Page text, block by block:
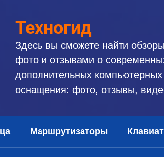
Техногид
Здесь вы сможете найти
фото и отзывами о
дополнительных компьютерных
оснащения: фото, отзывы,
Маршрутизаторы